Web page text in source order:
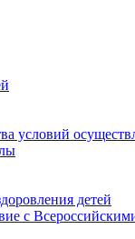
условий
детей
с